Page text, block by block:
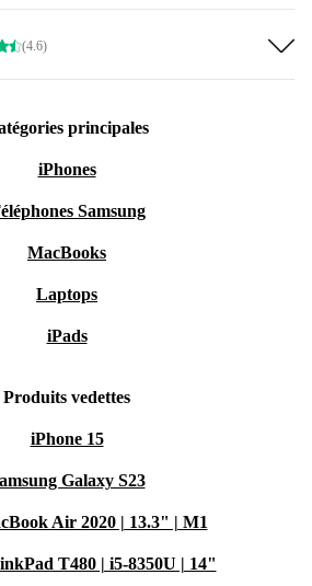
(4.6)
principales
iPhones
Samsung
MacBooks
Laptops
iPads
Produits vedettes
iPhone 15
Galaxy S23
Air 2020 | 13.3" | M1
T480 | i5-8350U | 14"